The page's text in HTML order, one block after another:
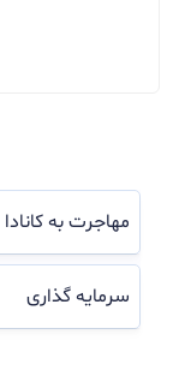
مهاجرت به کانادا
سرمایه گذاری